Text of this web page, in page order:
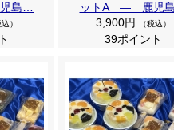
島…
）
ットA ― 鹿児
3,900円
（税込）
39ポイント